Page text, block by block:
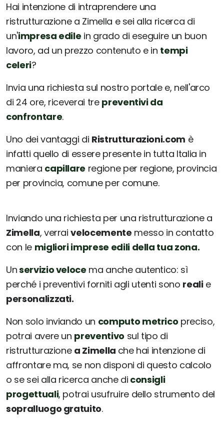
Hai intenzione di intraprendere una
ristrutturazione a Zimella e sei alla ricerca di
un'impresa edile in grado di eseguire un buon
lavoro, ad un prezzo contenuto e in tempi
celeri?
Invia una richiesta sul nostro portale e, nell'arco
di 24 ore, riceverai tre preventivi da
confrontare.
Uno dei vantaggi di Ristrutturazioni.com è
infatti quello di essere presente in tutta Italia in
maniera capillare regione per regione, provincia
per provincia, comune per comune.
Inviando una richiesta per una ristrutturazione a
Zimella, verraivelocemente messo in contatto
con le migliori imprese edili della tua zona.
Unservizio veloce ma anche autentico: sì
perché i preventivi forniti agli utenti sono realie
personalizzati.
Non solo inviando un computo metrico preciso,
potrai avere un preventivo sul tipo di
ristrutturazione a Zimella che hai intenzione di
affrontare ma, se non disponi di questo calcolo
o se sei alla ricerca anche di consigli
progettuali, potrai usufruire dello strumento del
sopralluogo gratuito.